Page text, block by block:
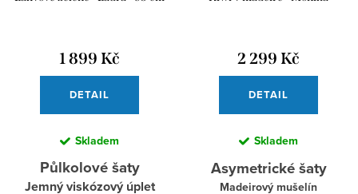
1 899 Kč
DETAIL
Skladem
Půlkolové šaty
Jemný viskózový úplet
2 299 Kč
DETAIL
Skladem
Asymetrické šaty
Madeirový mušelín